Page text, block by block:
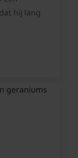
hij lang